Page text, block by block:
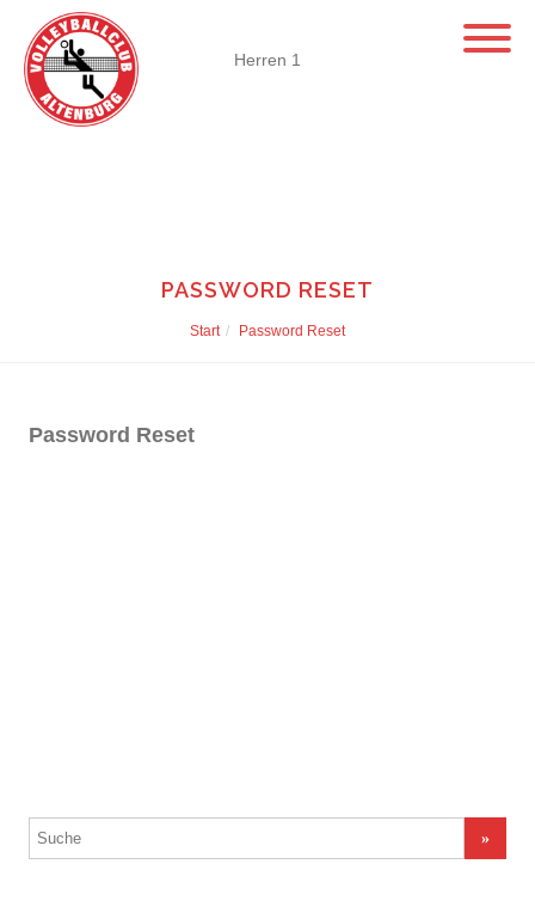
Herren 1
PASSWORD RESET
Start Password Reset
Password Reset
Suchergebnis
für: